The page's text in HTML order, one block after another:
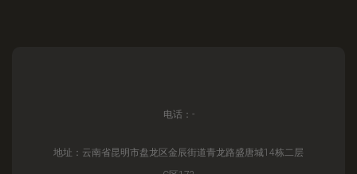
电话：-
地址：云南省昆明市盘龙区金辰街道青龙路盛唐城14栋二层